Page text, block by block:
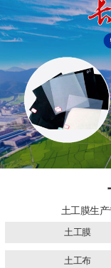
土工膜生
土工膜
土工布